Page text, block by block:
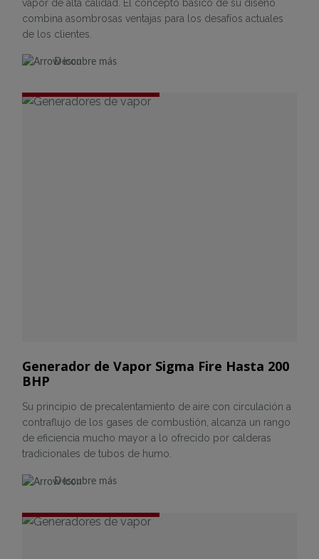
vapor de alta calidad. El concepto básico de su diseño
combina asombrosas ventajas para los desafíos actuales
de los clientes.
Descubre más
Generador de Vapor Sigma Fire Hasta 200
BHP
Su principio de precalentamiento de aire con circulación a
contraflujo de los gases de combustión, alcanza un rango
de eficiencia mucho mayor a lo ofrecido por calderas
tradicionales de tubos de humo.
Descubre más